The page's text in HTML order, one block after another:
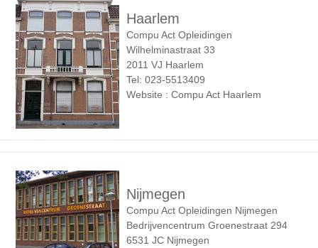
Haarlem
Compu Act Opleidingen
Wilhelminastraat 33
2011 VJ Haarlem
Tel: 023-5513409
Website : Compu Act Haarlem
Nijmegen
Compu Act Opleidingen Nijmegen
Bedrijvencentrum Groenestraat 294
6531 JC Nijmegen